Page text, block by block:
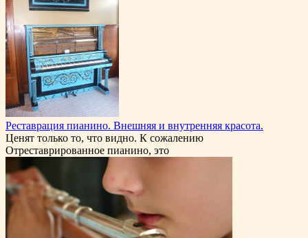
Реставрация пианино. Внешняя и внутренняя красота.
Ценят только то, что видно. К сожалению
Отреставрированное пианино, это